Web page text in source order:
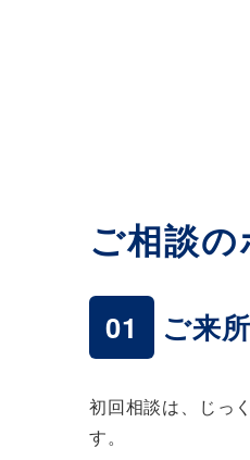
ご相談の
01 ご来
初回相談は、じっ
す。